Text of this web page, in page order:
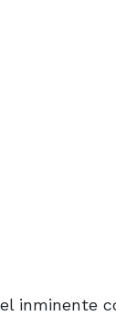
inminente